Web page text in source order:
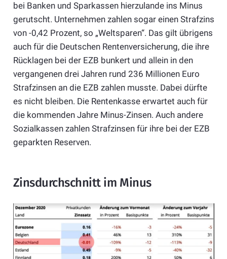
bei Banken und Sparkassen hierzulande ins Minus
gerutscht. Unternehmen zahlen sogar einen Strafzins
von -0,42 Prozent, so „Weltsparen“. Das gilt übrigens
auch für die Deutschen Rentenversicherung, die ihre
Rücklagen bei der EZB bunkert und allein in den
vergangenen drei Jahren rund 236 Millionen Euro
Strafzinsen an die EZB zahlen musste. Dabei dürfte
es nicht bleiben. Die Rentenkasse erwartet auch für
die kommenden Jahre Minus-Zinsen. Auch andere
Sozialkassen zahlen Strafzinsen für ihre bei der EZB
geparkten Reserven.
Zinsdurchschnitt im Minus